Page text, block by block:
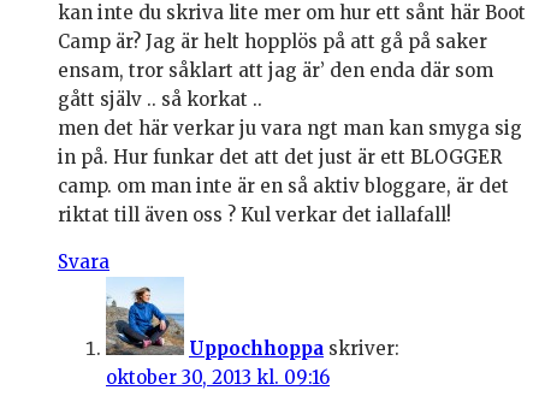
kan inte du skriva lite mer om hur ett sånt här Boot
Camp är? Jag är helt hopplös på att gå på saker
ensam, tror såklart att jag är’ den enda där som
gått själv .. så korkat ..
men det här verkar ju vara ngt man kan smyga sig
in på. Hur funkar det att det just är ett BLOGGER
camp. om man inte är en så aktiv bloggare, är det
riktat till även oss ? Kul verkar det iallafall!
Svara
Uppochhoppa skriver:
oktober 30, 2013 kl. 09:16